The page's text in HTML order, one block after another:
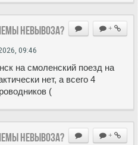
+
невывоза?
09:46
на смоленский поезд на
нет, а всего 4
(
+
невывоза?